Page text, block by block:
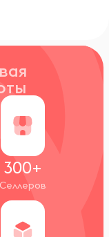
300+
Селлеров